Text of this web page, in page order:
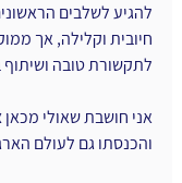
להגיע לשלבים
חיובית וקלילה, אך
לתקשורת טובה ושיתוף
אני חושבת שאולי
והכנסתו גם לעולם